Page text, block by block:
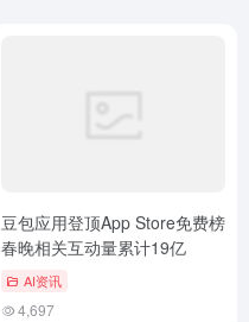
豆包应用登顶App Store免费榜
春晚相关互动量累计19亿
AI资讯
4,697